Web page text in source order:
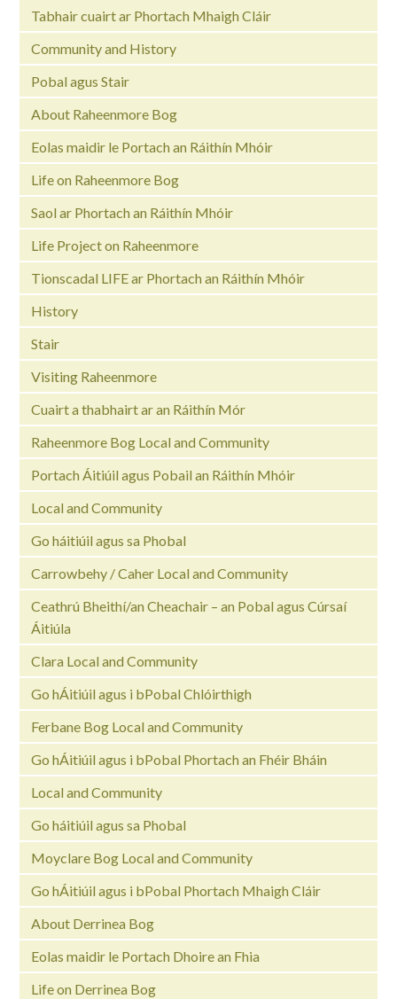
Tabhair cuairt ar Phortach Mhaigh Cláir
Community and History
Pobal agus Stair
About Raheenmore Bog
Eolas maidir le Portach an Ráithín Mhóir
Life on Raheenmore Bog
Saol ar Phortach an Ráithín Mhóir
Life Project on Raheenmore
Tionscadal LIFE ar Phortach an Ráithín Mhóir
History
Stair
Visiting Raheenmore
Cuairt a thabhairt ar an Ráithín Mór
Raheenmore Bog Local and Community
Portach Áitiúil agus Pobail an Ráithín Mhóir
Local and Community
Go háitiúil agus sa Phobal
Carrowbehy / Caher Local and Community
Ceathrú Bheithí/an Cheachair – an Pobal agus Cúrsaí
Áitiúla
Clara Local and Community
Go hÁitiúil agus i bPobal Chlóirthigh
Ferbane Bog Local and Community
Go hÁitiúil agus i bPobal Phortach an Fhéir Bháin
Local and Community
Go háitiúil agus sa Phobal
Moyclare Bog Local and Community
Go hÁitiúil agus i bPobal Phortach Mhaigh Cláir
About Derrinea Bog
Eolas maidir le Portach Dhoire an Fhia
Life on Derrinea Bog